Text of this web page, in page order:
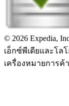
© 2026 Expedia,
เอ็กซ์พีเดียและโล
เครื่องหมายการค้